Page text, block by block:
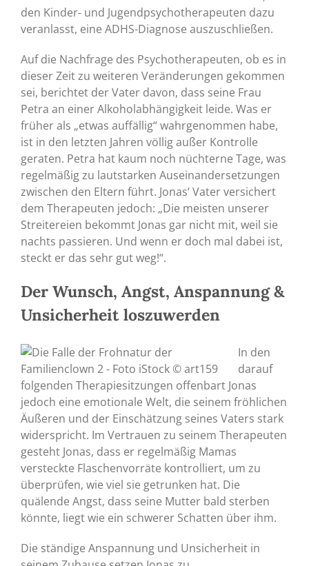
den Kinder- und Jugendpsychotherapeuten dazu
veranlasst, eine ADHS-Diagnose auszuschließen.
Auf die Nachfrage des Psychotherapeuten, ob es in
dieser Zeit zu weiteren Veränderungen gekommen
sei, berichtet der Vater davon, dass seine Frau
Petra an einer Alkoholabhängigkeit leide. Was er
früher als „etwas auffällig“ wahrgenommen habe,
ist in den letzten Jahren völlig außer Kontrolle
geraten. Petra hat kaum noch nüchterne Tage, was
regelmäßig zu lautstarken Auseinandersetzungen
zwischen den Eltern führt. Jonas‘ Vater versichert
dem Therapeuten jedoch: „Die meisten unserer
Streitereien bekommt Jonas gar nicht mit, weil sie
nachts passieren. Und wenn er doch mal dabei ist,
steckt er das sehr gut weg!“.
Der Wunsch, Angst, Anspannung &
Unsicherheit loszuwerden
In den
darauf
folgenden Therapiesitzungen offenbart Jonas
jedoch eine emotionale Welt, die seinem fröhlichen
Äußeren und der Einschätzung seines Vaters stark
widerspricht. Im Vertrauen zu seinem Therapeuten
gesteht Jonas, dass er regelmäßig Mamas
versteckte Flaschenvorräte kontrolliert, um zu
überprüfen, wie viel sie getrunken hat. Die
quälende Angst, dass seine Mutter bald sterben
könnte, liegt wie ein schwerer Schatten über ihm.
Die ständige Anspannung und Unsicherheit in